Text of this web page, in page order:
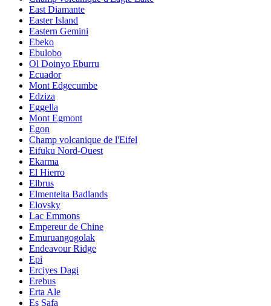
East Diamante
Easter Island
Eastern Gemini
Ebeko
Ebulobo
Ol Doinyo Eburru
Ecuador
Mont Edgecumbe
Edziza
Eggella
Mont Egmont
Egon
Champ volcanique de l'Eifel
Eifuku Nord-Ouest
Ekarma
El Hierro
Elbrus
Elmenteita Badlands
Elovsky
Lac Emmons
Empereur de Chine
Emuruangogolak
Endeavour Ridge
Epi
Erciyes Dagi
Erebus
Erta Ale
Es Safa